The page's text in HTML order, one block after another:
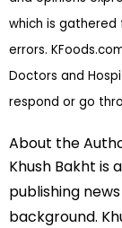
which is
errors.
Doctors and
respond or go
About the
Khush Bakht is
publishing
background.